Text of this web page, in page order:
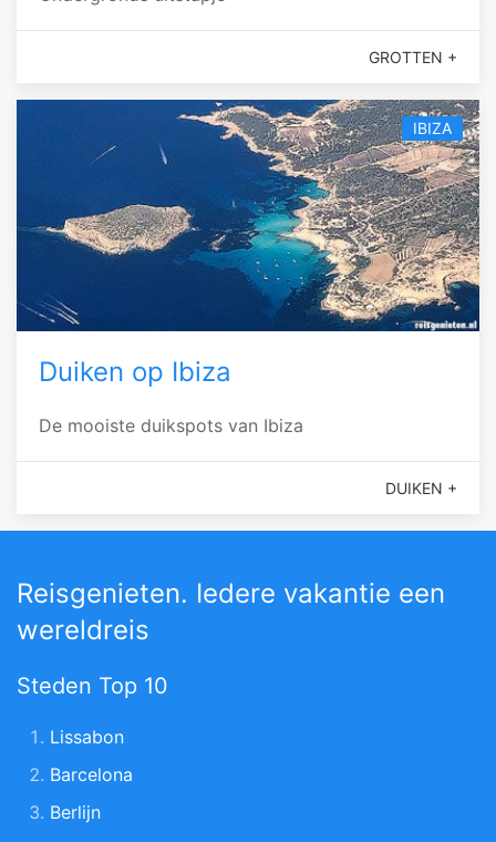
GROTTEN +
IBIZA
Duiken op Ibiza
De mooiste duikspots van Ibiza
DUIKEN +
Reisgenieten. Iedere vakantie een
wereldreis
Steden Top 10
Lissabon
Barcelona
Berlijn